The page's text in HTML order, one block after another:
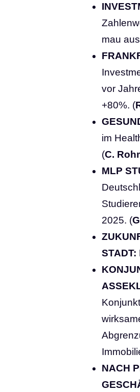
mau
vor
+80%. (
im
(C.
MLP
2025. (
STADT:
NACH